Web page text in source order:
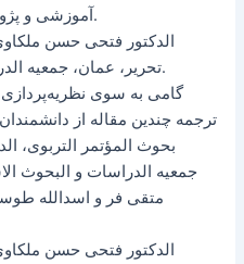
آموزشی و پژوهشی امام خمینی (رحمة‌الله‌علیه.
تحریر، عمان، جمعیه الدراسات و البحوث الاسلامیه، ۱۹۹۱.
ترجمه چندین مقاله از
بحوث المؤتمر التربوی،
متقی فر و اسدالله